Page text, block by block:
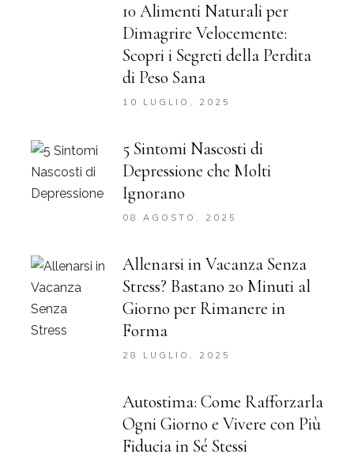
10 Alimenti Naturali per
Dimagrire Velocemente:
Scopri i Segreti della Perdita
di Peso Sana
10 LUGLIO, 2025
5 Sintomi Nascosti di
Depressione che Molti
Ignorano
08 AGOSTO, 2025
Allenarsi in Vacanza Senza
Stress? Bastano 20 Minuti al
Giorno per Rimanere in
Forma
28 LUGLIO, 2025
Autostima: Come Rafforzarla
Ogni Giorno e Vivere con Più
Fiducia in Sé Stessi